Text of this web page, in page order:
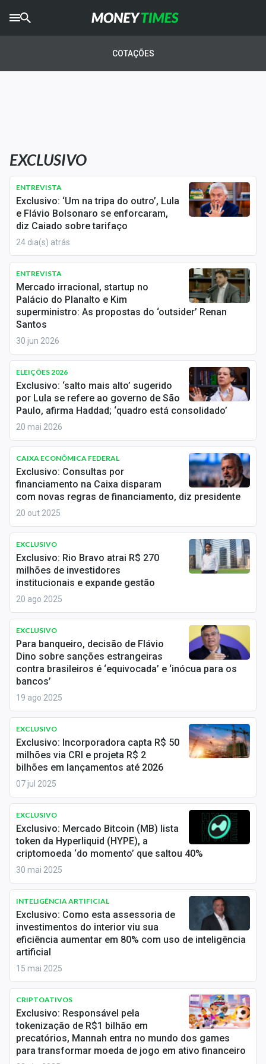
AGROTIMES
Newsletters
Money Trader
Anuncie
Últimas Notícias
Newsletters
Cotações
Comprar ou vender?
Carteiras Recomendadas
Central de Dividendos
Central de Fundos Imobiliários
Central dos IPOs
Renda Fixa
Finanças Pessoais
Mercados
Economia
Empresas
Brasil
Política
Colunas
Especiais
Internacional
Marketing
Tecnologia
Conteúdo de Marca
Sobre
Expediente
Contato
COTAÇÕES
EXCLUSIVO
ENTREVISTA
Exclusivo: ‘Um na tripa do outro’, Lula
e Flávio Bolsonaro se enforcaram,
diz Caiado sobre tarifaço
24 dia(s) atrás
ENTREVISTA
Mercado irracional, startup no
Palácio do Planalto e Kim
superministro: As propostas do ‘outsider’ Renan
Santos
30 jun 2026
ELEIÇÕES 2026
Exclusivo: ‘salto mais alto’ sugerido
por Lula se refere ao governo de São
Paulo, afirma Haddad; ‘quadro está consolidado’
20 mai 2026
CAIXA ECONÔMICA FEDERAL
Exclusivo: Consultas por
financiamento na Caixa disparam
com novas regras de financiamento, diz presidente
20 out 2025
EXCLUSIVO
Exclusivo: Rio Bravo atrai R$ 270
milhões de investidores
institucionais e expande gestão
20 ago 2025
EXCLUSIVO
Para banqueiro, decisão de Flávio
Dino sobre sanções estrangeiras
contra brasileiros é ‘equivocada’ e ‘inócua para os
bancos’
19 ago 2025
EXCLUSIVO
Exclusivo: Incorporadora capta R$ 50
milhões via CRI e projeta R$ 2
bilhões em lançamentos até 2026
07 jul 2025
EXCLUSIVO
Exclusivo: Mercado Bitcoin (MB) lista
token da Hyperliquid (HYPE), a
criptomoeda ‘do momento’ que saltou 40%
30 mai 2025
INTELIGÊNCIA ARTIFICIAL
Exclusivo: Como esta assessoria de
investimentos do interior viu sua
eficiência aumentar em 80% com uso de inteligência
artificial
15 mai 2025
CRIPTOATIVOS
Exclusivo: Responsável pela
tokenização de R$1 bilhão em
precatórios, Mannah entra no mundo dos games
para transformar moeda de jogo em ativo financeiro